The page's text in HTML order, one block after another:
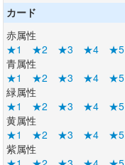
カード
赤属性
★1
★2 ★3 ★4 ★5
青属性
★1
★2 ★3 ★4 ★5
緑属性
★1
★2 ★3 ★4 ★5
黄属性
★1
★2 ★3 ★4 ★5
紫属性